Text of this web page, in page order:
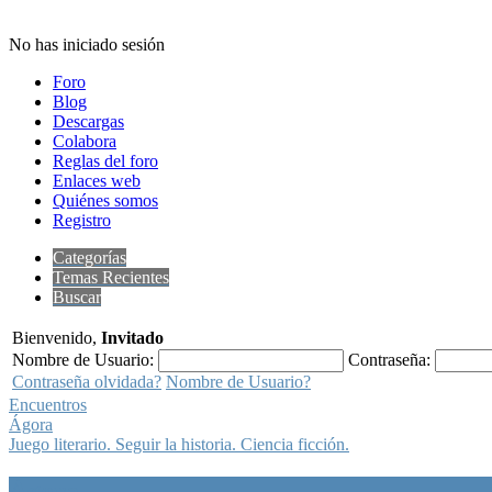
No has iniciado sesión
Foro
Blog
Descargas
Colabora
Reglas del foro
Enlaces web
Quiénes somos
Registro
Categorías
Temas Recientes
Buscar
Bienvenido, Invitado
Nombre de Usuario:
Contraseña:
Contraseña olvidada? Nombre de Usuario?
Encuentros
Ágora
Juego literario. Seguir la historia. Ciencia ficción.